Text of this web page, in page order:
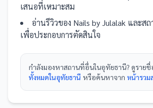
เสนอที่เหมาะสม
อ่านรีวิวของ Nails by Julalak และส
เพื่อประกอบการตัดสินใจ
กำลังมองหาสถานที่อื่นในอุทัยธานี? ดูรายชื่
ทั้งหมดในอุทัยธานี หรือค้นหาจาก หน้ารวม